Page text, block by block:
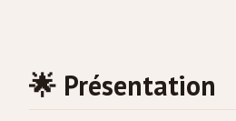
🌟 Présentation